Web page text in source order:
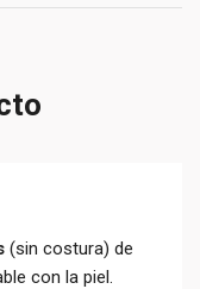
(sin costura) de
con la piel.